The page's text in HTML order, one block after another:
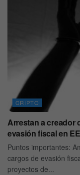
CRIPTO
Arrestan a creador
evasión fiscal en
Puntos importantes:
cargos de evasión
proyectos de...